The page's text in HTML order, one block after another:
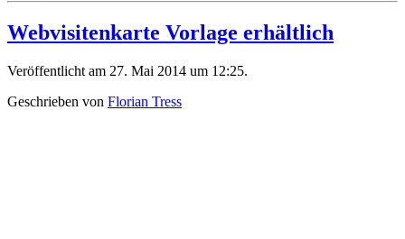
Webvisitenkarte Vorlage erhältlich
Veröffentlicht am 27. Mai 2014 um 12:25.
Geschrieben von Florian Tress